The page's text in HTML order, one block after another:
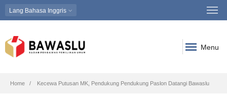
Lang Bahasa Inggris
Menu
Breadcrumb
Home Kecewa Putusan MK, Pendukung Pendukung Paslon Datangi Bawaslu